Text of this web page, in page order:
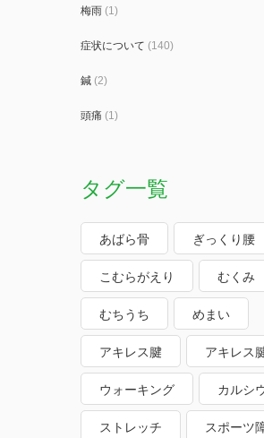
梅雨(1)
症状について (140)
鍼(2)
頭痛 (1)
タグ一覧
あばら骨 ぎっくり腰
こむらがえり むくみ
むちうち めまい
アキレス腱 アキレス
ウォーキング カルシ
ストレッチ スポーツ